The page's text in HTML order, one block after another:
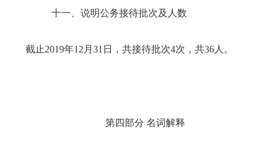
十一、说明公务接待批次及人数
截止2019年12月31日，共接待批次4次，共36人。
第四部分 名词解释